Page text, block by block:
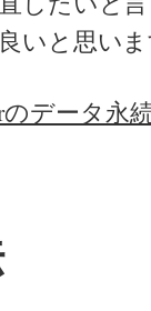
いと思いま
のデータ永